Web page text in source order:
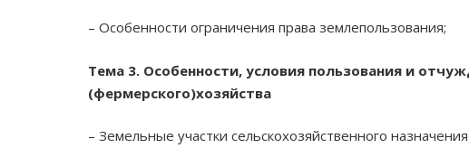
– Особенности ограничения права землепользования;
Тема 3. Особенности, условия пользования и
(фермерского)хозяйства
– Земельные участки сельскохозяйственного